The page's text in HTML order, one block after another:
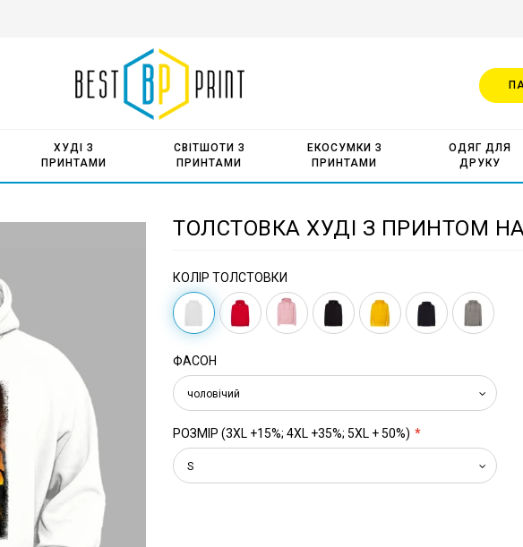
ХУДІ З
ПРИНТАМИ
СВІТШОТИ З
ПРИНТАМИ
ЕКОСУМКИ З
ПРИНТАМИ
ОДЯГ ДЛЯ
ДРУКУ
ТОЛСТОВКА ХУДІ З ПРИНТОМ
КОЛІР ТОЛСТОВКИ
ФАСОН
чоловічий
РОЗМІР (3XL +15%; 4XL +35%; 5XL + 50%)
S